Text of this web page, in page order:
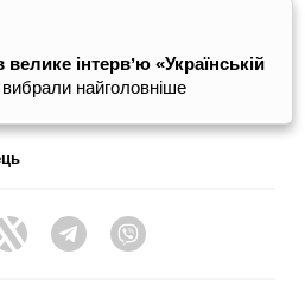
інтервʼю «Українській
найголовніше
Twitter Telegram